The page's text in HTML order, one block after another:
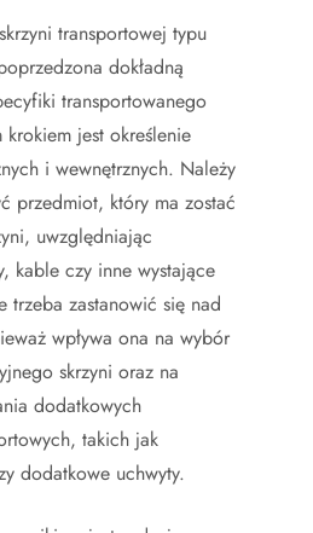
transportowej typu
dokładną
transportowanego
krokiem jest określenie
i wewnętrznych. Należy
przedmiot, który ma zostać
uwzględniając
kable czy inne wystające
trzeba zastanowić się nad
wpływa ona na wybór
skrzyni oraz na
dodatkowych
takich jak
dodatkowe uchwyty.